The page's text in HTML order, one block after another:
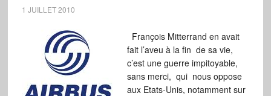
1 JUILLET 2010
François Mitterrand en avait
fait l’aveu à la fin de sa vie,
c’est une guerre impitoyable,
sans merci, qui nous oppose
aux Etats-Unis, notamment sur